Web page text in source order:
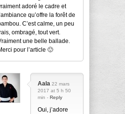
adoré le cadre et
qu’offre la forêt de
C’est calme, un peu
ombragé, tout vert.
une belle ballade.
pour l’article 🙂
Aala 22 mars
2017 at 5 h 50
min - Reply
Oui, j’adore